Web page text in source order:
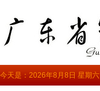
今天是：2026年8月8日 星期六